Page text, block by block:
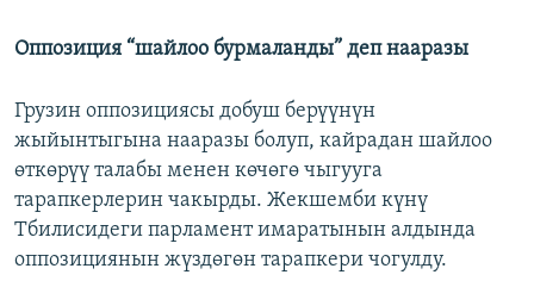
Оппозиция “шайлоо бурмаланды” деп нааразы
Грузин оппозициясы добуш берүүнүн
жыйынтыгына нааразы болуп, кайрадан шайлоо
өткөрүү талабы менен көчөгө чыгууга
тарапкерлерин чакырды. Жекшемби күнү
Тбилисидеги парламент имаратынын алдында
оппозициянын жүздөгөн тарапкери чогулду.